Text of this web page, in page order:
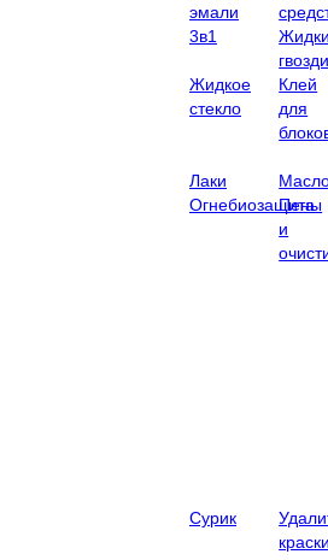
эмали
3в1
гвозди
Жидкое
стекло
Клей
для
Лаки
Огнебиозащита
Пены
и
Сурик
краски